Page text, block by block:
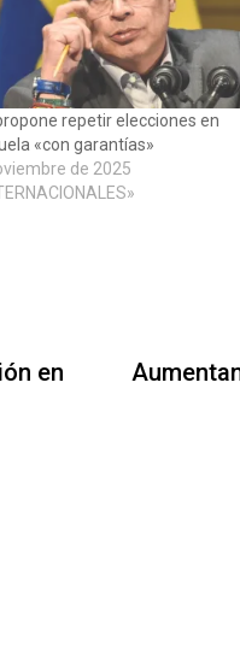
repetir elecciones en
«con garantías»
de 2025
en